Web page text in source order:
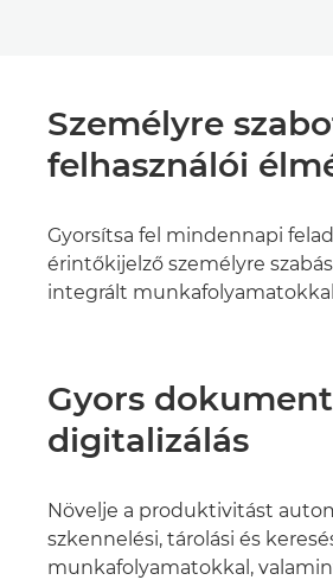
Személyre
felhasználói
Gyorsítsa fel mindennapi
érintőkijelző személyre
integrált
Gyors
digitalizálás
Növelje a produktivitást
szkennelési, tárolási és
munkafolyamatokkal,